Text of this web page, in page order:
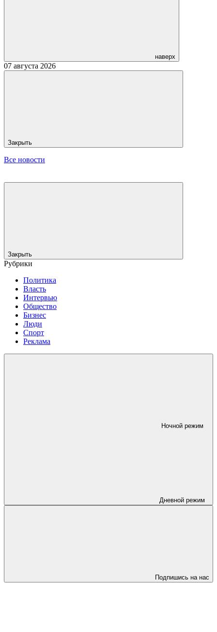
наверх
07 августа 2026
Закрыть
Все новости
Закрыть
Рубрики
Политика
Власть
Интервью
Общество
Бизнес
Люди
Спорт
Реклама
Ночной режим
Дневной режим
Подпишись на нас